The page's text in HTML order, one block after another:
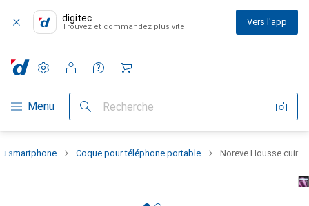
digitec
Trouvez et commandez plus vite Vers l'app
Navigation par catégorie
Menu Recherche
Paramètres
Compte client
Listes de comparaison
Listes d'envies
Panier
smartphone Coque pour téléphone portable Noreve Housse cuir